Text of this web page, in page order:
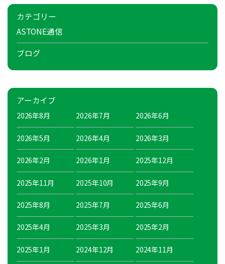
カテゴリー
ASTONE通信
ブログ
アーカイブ
2026年8月 2026年7月 2026年6月
2026年5月 2026年4月 2026年3月
2026年2月 2026年1月 2025年12月
2025年11月 2025年10月 2025年9月
2025年8月 2025年7月 2025年6月
2025年4月 2025年3月 2025年2月
2025年1月 2024年12月 2024年11月